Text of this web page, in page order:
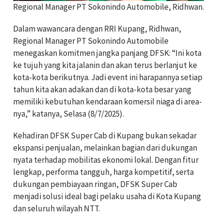
Regional Manager PT Sokonindo Automobile, Ridhwan.
Dalam wawancara dengan RRI Kupang, Ridhwan,
Regional Manager PT Sokonindo Automobile
menegaskan komitmen jangka panjang DFSK: “Ini kota
ke tujuh yang kita jalanin dan akan terus berlanjut ke
kota-kota berikutnya. Jadi event ini harapannya setiap
tahun kita akan adakan dan di kota-kota besar yang
memiliki kebutuhan kendaraan komersil niaga di area-
nya,” katanya, Selasa (8/7/2025).
Kehadiran DFSK Super Cab di Kupang bukan sekadar
ekspansi penjualan, melainkan bagian dari dukungan
nyata terhadap mobilitas ekonomi lokal. Dengan fitur
lengkap, performa tangguh, harga kompetitif, serta
dukungan pembiayaan ringan, DFSK Super Cab
menjadi solusi ideal bagi pelaku usaha di Kota Kupang
dan seluruh wilayah NTT.